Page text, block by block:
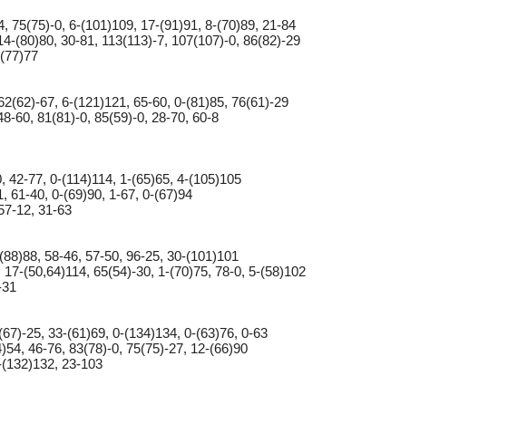
75(75)-0, 6-(101)109, 17-(91)91, 8-(70)89, 21-84
(80)80, 30-81, 113(113)-7, 107(107)-0, 86(82)-29
67, 6-(121)121, 65-60, 0-(81)85, 76(61)-29
60, 81(81)-0, 85(59)-0, 28-70, 60-8
42-77, 0-(114)114, 1-(65)65, 4-(105)105
61-40, 0-(69)90, 1-67, 0-(67)94
12, 31-63
58-46, 57-50, 96-25, 30-(101)101
(50,64)114, 65(54)-30, 1-(70)75, 78-0, 5-(58)102
25, 33-(61)69, 0-(134)134, 0-(63)76, 0-63
46-76, 83(78)-0, 75(75)-27, 12-(66)90
23-103